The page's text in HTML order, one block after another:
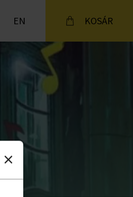
KOSÁR
EN